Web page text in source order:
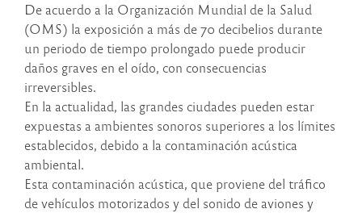
De acuerdo a la Organización Mundial de la Salud
(OMS) la exposición a más de 70 decibelios durante
un periodo de tiempo prolongado puede producir
daños graves en el oído, con consecuencias
irreversibles.
En la actualidad, las grandes ciudades pueden estar
expuestas a ambientes sonoros superiores a los límites
establecidos, debido a la contaminación acústica
ambiental.
Esta contaminación acústica, que proviene del tráfico
de vehículos motorizados y del sonido de aviones y